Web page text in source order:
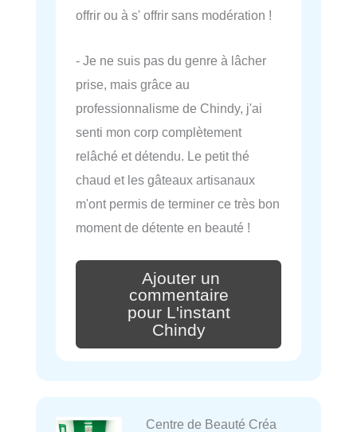
offrir ou à s' offrir sans modération !
- Je ne suis pas du genre à lâcher
prise, mais grâce au
professionnalisme de Chindy, j'ai
senti mon corp complètement
relâché et détendu. Le petit thé
chaud et les gâteaux artisanaux
m'ont permis de terminer ce très bon
moment de détente en beauté !
Ajouter un
commentaire
pour L'instant
Chindy
Centre de Beauté Créa